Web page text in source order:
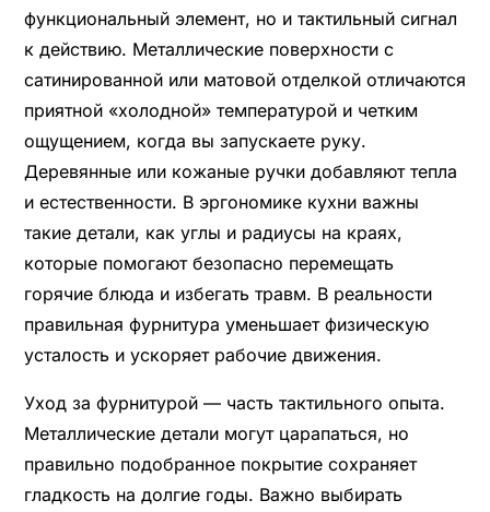
функциональный элемент, но и тактильный сигнал
к действию. Металлические поверхности с
сатинированной или матовой отделкой отличаются
приятной «холодной» температурой и четким
ощущением, когда вы запускаете руку.
Деревянные или кожаные ручки добавляют тепла
и естественности. В эргономике кухни важны
такие детали, как углы и радиусы на краях,
которые помогают безопасно перемещать
горячие блюда и избегать травм. В реальности
правильная фурнитура уменьшает физическую
усталость и ускоряет рабочие движения.
Уход за фурнитурой — часть тактильного опыта.
Металлические детали могут царапаться, но
правильно подобранное покрытие сохраняет
гладкость на долгие годы. Важно выбирать